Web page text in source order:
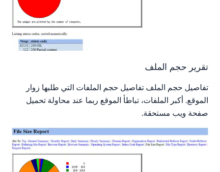
تقرير حجم الملف
تفاصيل حجم الملف تفاصيل حجم الملفات التي طلبها زوار
الموقع. أكبر الملفات، تباطأ الموقع ربما عند محاولة تحميل
صفحة ويب مستحقة.